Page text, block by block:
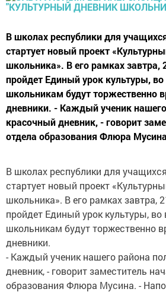
В школах республики для
стартует новый проект
школьника». В его рамках завтра,
пройдет Единый урок культуры,
школьникам будут торжественно
дневники. - Каждый ученик
красочный дневник, - говорит
отдела образования Флюра
В школах республики для
стартует новый проект
школьника». В его рамках завтра,
пройдет Единый урок культуры, во
школьникам будут торжественно
дневники.
- Каждый ученик нашего района
дневник, - говорит заместитель
образования Флюра Мусина. -